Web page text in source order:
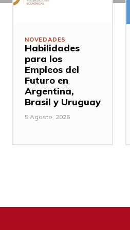
NOVEDADES
Habilidades
para los
Empleos del
Futuro en
Argentina,
Brasil y Uruguay
5 Agosto, 2026